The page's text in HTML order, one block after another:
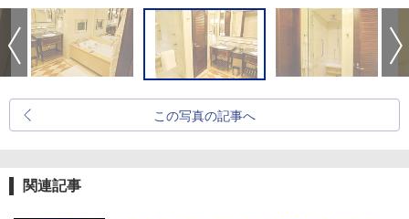
この写真の記事へ
関連記事